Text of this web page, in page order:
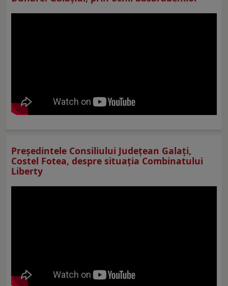
Preşedintele Consiliului Judeţean Galaţi,
Costel Fotea, despre situaţia Combinatului
Liberty